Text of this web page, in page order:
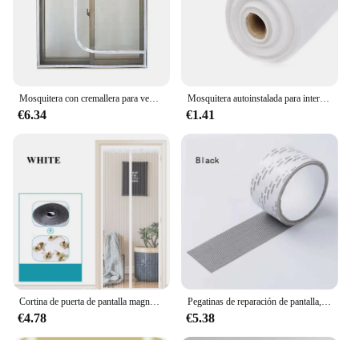
€6.34
Mosquitera autoinstalada para interiores, mosquitera para ventana, puerta de pantalla magnética, mosquitera antimosquitos, malla para el hogar
€1.41
Cortina de puerta de pantalla magnética, mosquitera antimosquitos, red de protección contra moscas, resorte magnético para puertas y ventanas, nuevo
€4.78
Pegatinas de reparación de pantalla, accesorios de reparación de mosquitera, cinta de malla, productos textiles para el hogar, herramientas de reparación de ventanas y puertas
€5.38